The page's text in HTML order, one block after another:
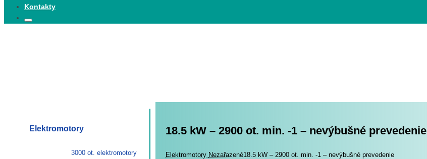
Kontakty
Search
Search
18.5 kW – 2900 ot. min. -1 – nevýbušné prevedenie
Elektromotory Elektromotory
Nezařazené18.5 kW – 2900 ot. min. -1 – nevýbušné prevedenie
Elektromotory
3000 ot. elektromotory